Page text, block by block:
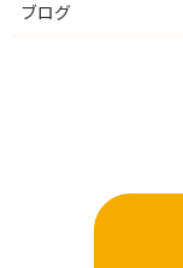
ブログ